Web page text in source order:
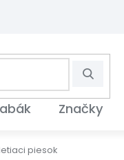
Hľadať
Značky
piesok